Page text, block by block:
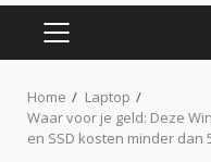
PRIMARY
Home
Laptop
Waar voor je geld: Deze
en SSD kosten minder dan